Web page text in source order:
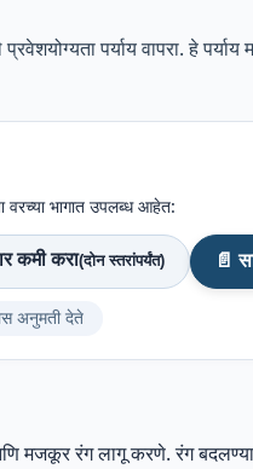
पर्याय वापरा. हे
वरच्या भागात उपलब्ध आहेत:
कमी करा(दोन स्तरांपर्यंत) 📄
अनुमती देते
मजकूर रंग लागू करणे. रंग